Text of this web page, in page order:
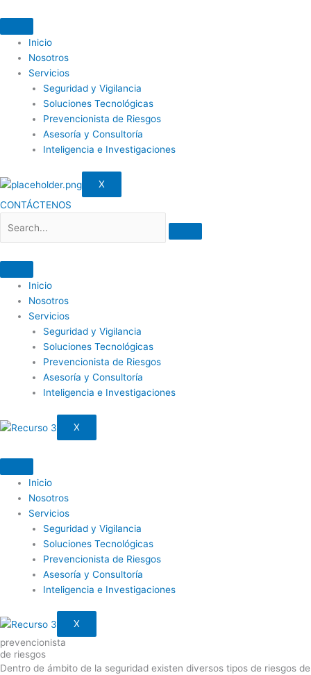
al
contenidoInicio
Nosotros
Servicios
Seguridad y Vigilancia
Soluciones Tecnológicas
Prevencionista de Riesgos
Asesoría y Consultoría
Inteligencia e Investigaciones
X
CONTÁCTENOS
Inicio
Nosotros
Servicios
Seguridad y Vigilancia
Soluciones Tecnológicas
Prevencionista de Riesgos
Asesoría y Consultoría
Inteligencia e Investigaciones
X
Inicio
Nosotros
Servicios
Seguridad y Vigilancia
Soluciones Tecnológicas
Prevencionista de Riesgos
Asesoría y Consultoría
Inteligencia e Investigaciones
X
prevencionista
de riesgos
Dentro de ámbito de la seguridad existen diversos tipos de riesgos de